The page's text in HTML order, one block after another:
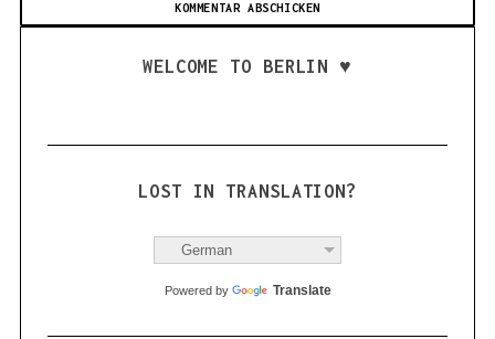
WELCOME TO BERLIN ♥
LOST IN TRANSLATION?
German
Powered by Translate